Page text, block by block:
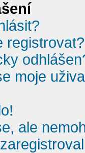
registrovat?
moje
ale